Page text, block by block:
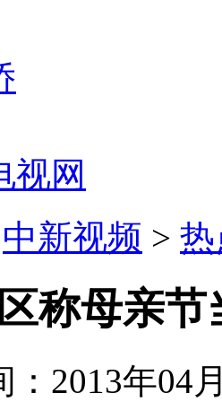
视网
中新视频 >
称母亲节
：2013年04